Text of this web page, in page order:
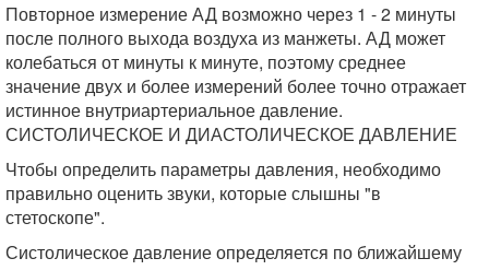
Повторное измерение АД возможно через 1 - 2 минуты
после полного выхода воздуха из манжеты. АД может
колебаться от минуты к минуте, поэтому среднее
значение двух и более измерений более точно отражает
истинное внутриартериальное давление.
СИСТОЛИЧЕСКОЕ И ДИАСТОЛИЧЕСКОЕ ДАВЛЕНИЕ
Чтобы определить параметры давления, необходимо
правильно оценить звуки, которые слышны "в
стетоскопе".
Систолическое давление определяется по ближайшему